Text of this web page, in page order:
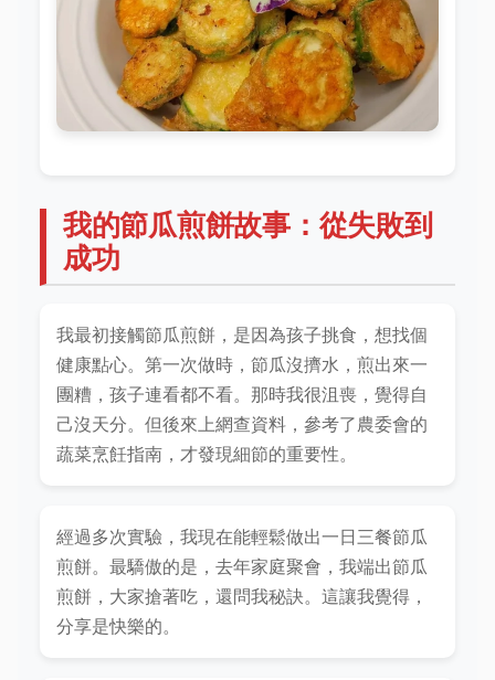
我的節瓜煎餅故事：從失敗到
成功
我最初接觸節瓜煎餅，是因為孩子挑食，想找個
健康點心。第一次做時，節瓜沒擠水，煎出來一
團糟，孩子連看都不看。那時我很沮喪，覺得自
己沒天分。但後來上網查資料，參考了農委會的
蔬菜烹飪指南，才發現細節的重要性。
經過多次實驗，我現在能輕鬆做出一日三餐節瓜
煎餅。最驕傲的是，去年家庭聚會，我端出節瓜
煎餅，大家搶著吃，還問我秘訣。這讓我覺得，
分享是快樂的。